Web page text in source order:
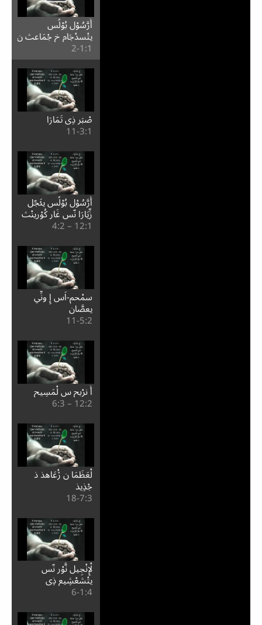
أَرَّسُوْل بُوْلُس
يتْسدْجَام خ جْمَاعث ن
ڒْمُوْمِنِين ذِي كُوْرِينْث
1:⁧1⁩-2
صْبَر ذِي تَمَارَا
1:⁧3⁩-11
أَرَّسُوْل بُوْلُس يئَجّل
زِّيَارَا نّس غَار كُوْرِينْث
1:⁧12⁩ – 2:⁧4⁩
سمْحم-اَس إِ ونِّي
يعصَّان
2:⁧5⁩-11
أَ نرْبح س لْمَسِيح
2:⁧12⁩ – 3:⁧6⁩
لْعَظَمَا ن ڒْعَاهذ ذ
جْذِيذ
3:⁧7⁩-18
لْإِنْجِيل نُّوْر نّس
يتْشعْشِيع ذِي
ثَادْجسْت
4:⁧1⁩-6